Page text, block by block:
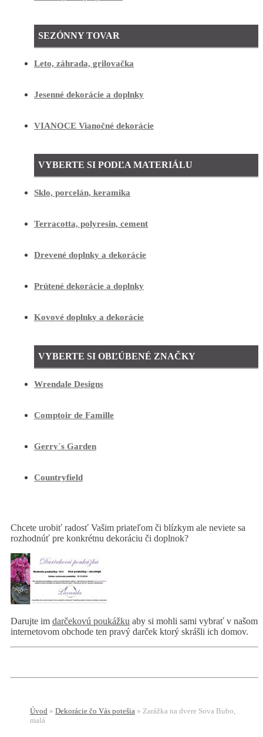
SEZÓNNY TOVAR
Leto, záhrada, grilovačka
Jesenné dekorácie a doplnky
VIANOCE Vianočné dekorácie
VYBERTE SI PODĽA MATERIÁLU
Sklo, porcelán, keramika
Terracotta, polyresin, cement
Drevené doplnky a dekorácie
Prútené dekorácie a doplnky
Kovové doplnky a dekorácie
VYBERTE SI OBĽÚBENÉ ZNAČKY
Wrendale Designs
Comptoir de Famille
Gerry`s Garden
Countryfield
Chcete urobiť radosť Vašim priateľom či blízkym ale neviete sa
rozhodnúť pre konkrétnu dekoráciu či doplnok?
Darujte im darčekovú poukážku aby si mohli sami vybrať v našom
internetovom obchode ten pravý darček ktorý skrášli ich domov.
Úvod » Dekorácie čo Vás potešia » Zarážka na dvere Sova Bubo,
malá